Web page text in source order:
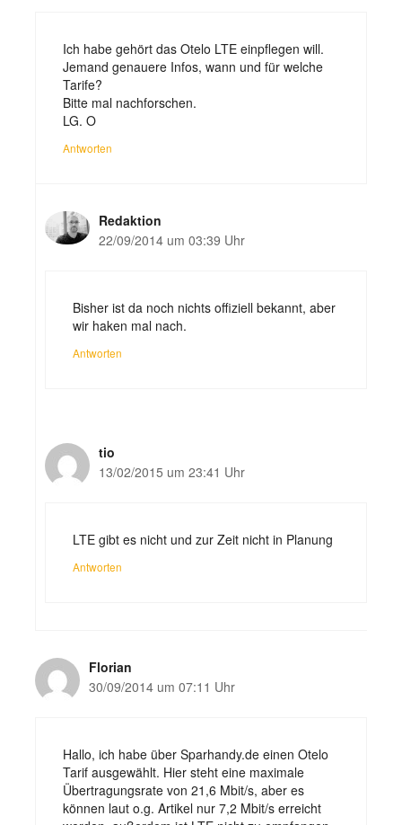
Ich habe gehört das Otelo LTE einpflegen will.
Jemand genauere Infos, wann und für welche
Tarife?
Bitte mal nachforschen.
LG. O
Antworten
Redaktion
22/09/2014 um 03:39 Uhr
Bisher ist da noch nichts offiziell bekannt, aber
wir haken mal nach.
Antworten
tio
13/02/2015 um 23:41 Uhr
LTE gibt es nicht und zur Zeit nicht in Planung
Antworten
Florian
30/09/2014 um 07:11 Uhr
Hallo, ich habe über Sparhandy.de einen Otelo
Tarif ausgewählt. Hier steht eine maximale
Übertragungsrate von 21,6 Mbit/s, aber es
können laut o.g. Artikel nur 7,2 Mbit/s erreicht